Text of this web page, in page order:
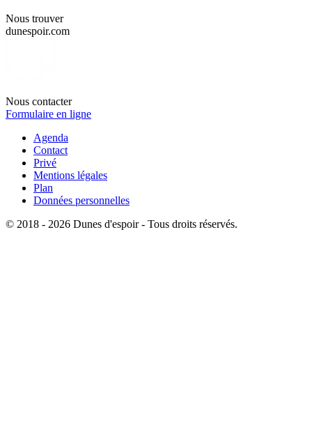
Nous trouver
dunespoir.com
Nous contacter
Formulaire en ligne
Agenda
Contact
Privé
Mentions légales
Plan
Données personnelles
© 2018 - 2026 Dunes d'espoir - Tous droits réservés.